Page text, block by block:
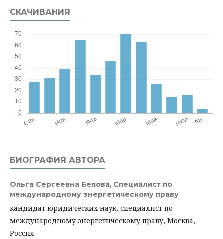
СКАЧИВАНИЯ
БИОГРАФИЯ АВТОРА
Ольга Сергеевна Белова, Специалист по
международному энергетическому праву
кандидат юридических наук, специалист по
международному энергетическому праву, Москва,
Россия